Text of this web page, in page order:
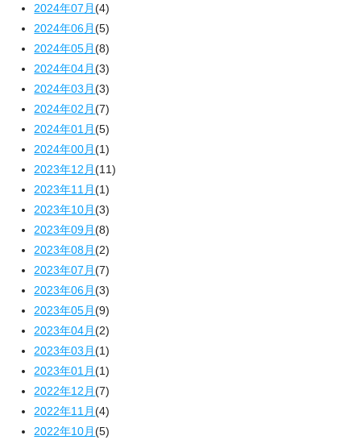
2024年07月(4)
2024年06月(5)
2024年05月(8)
2024年04月(3)
2024年03月(3)
2024年02月(7)
2024年01月(5)
2024年00月(1)
2023年12月(11)
2023年11月(1)
2023年10月(3)
2023年09月(8)
2023年08月(2)
2023年07月(7)
2023年06月(3)
2023年05月(9)
2023年04月(2)
2023年03月(1)
2023年01月(1)
2022年12月(7)
2022年11月(4)
2022年10月(5)